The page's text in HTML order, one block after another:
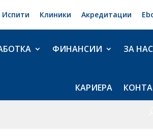
Испити Клиники Акредитации
ФИНАНСИИ ЗА НАС
КАРИЕРА